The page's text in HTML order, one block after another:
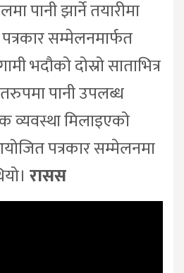
पानी झार्ने तयारीमा
सम्मेलनमार्फत
भदौको दोस्रो साताभित्र
पानी उपलब्ध
व्यवस्था मिलाइएको
पत्रकार सम्मेलनमा
रासस